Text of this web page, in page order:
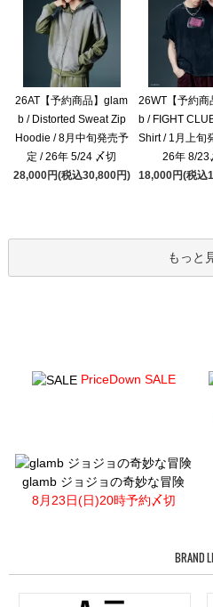
26AT【予約商品】glam
b / Distorted Sweat Zip
Hoodie / 8月中旬発売予
定 / 26年 5/24 〆切
28,000円(税込30,800円)
26WT【予約商
b / FIGHT
Shirt / 1月上旬
26年 8/23
18,000円(税込
もっと
PriceDown SALE
glamb ジョジョの奇妙な冒険
8月23日(日)20時予約〆切
BRAND